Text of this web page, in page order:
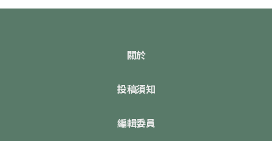
關於
投稿須知
編輯委員